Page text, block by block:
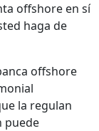
offshore en sí
haga de
offshore
la regulan
puede